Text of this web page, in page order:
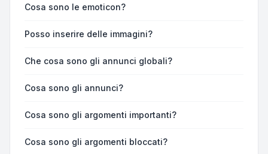
Cosa sono le emoticon?
Posso inserire delle immagini?
Che cosa sono gli annunci globali?
Cosa sono gli annunci?
Cosa sono gli argomenti importanti?
Cosa sono gli argomenti bloccati?